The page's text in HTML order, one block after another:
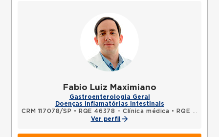
Fabio Luiz Maximiano
Gastroenterologia Geral
Doenças Inflamatórias Intestinais
CRM 117078/SP • RQE 46378 - Clínica médica •
RQE 46379 - Gastroenterologia
Ver perfil